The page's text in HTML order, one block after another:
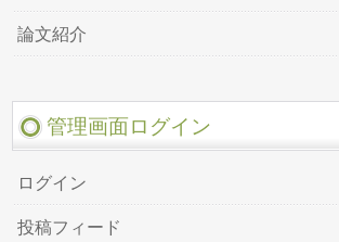
論文紹介
管理画面ログイン
ログイン
投稿フィード